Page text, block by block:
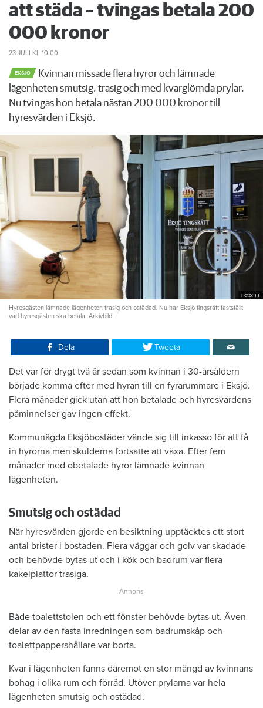
att städa – tvingas betala 200
000 kronor
23 JULI KL 10:00
EKSJÖ
Kvinnan missade flera hyror och lämnade
lägenheten smutsig, trasig och med kvarglömda prylar.
Nu tvingas hon betala nästan 200 000 kronor till
hyresvärden i Eksjö.
Foto: TT
Hyresgästen lämnade lägenheten trasig och ostädad. Nu har Eksjö tingsrätt fastställt
vad hyresgästen ska betala. Arkivbild.
Dela Tweeta
Det var för drygt två år sedan som kvinnan i 30-årsåldern
började komma efter med hyran till en fyrarummare i Eksjö.
Flera månader gick utan att hon betalade och hyresvärdens
påminnelser gav ingen effekt.
Kommunägda Eksjöbostäder vände sig till inkasso för att få
in hyrorna men skulderna fortsatte att växa. Efter fem
månader med obetalade hyror lämnade kvinnan
lägenheten.
Smutsig och ostädad
När hyresvärden gjorde en besiktning upptäcktes ett stort
antal brister i bostaden. Flera väggar och golv var skadade
och behövde bytas ut och i kök och badrum var flera
kakelplattor trasiga.
Både toalettstolen och ett fönster behövde bytas ut. Även
delar av den fasta inredningen som badrumskåp och
toalettpappershållare var borta.
Kvar i lägenheten fanns däremot en stor mängd av kvinnans
bohag i olika rum och förråd. Utöver prylarna var hela
lägenheten smutsig och ostädad.